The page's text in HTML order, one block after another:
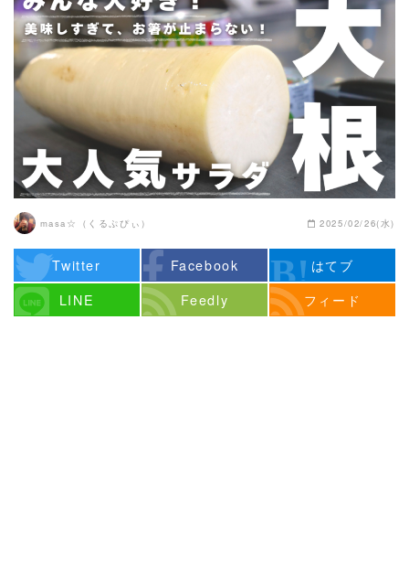
masa☆（くるぷぴぃ） 2025/02/26(水)
Twitter Facebook
はてブ
LINE
Feedly フィード